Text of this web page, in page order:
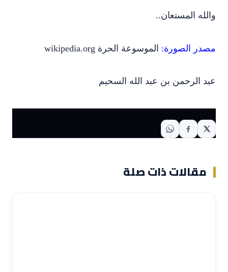
والله المستعان..
مصدر الصورة: الموسوعة الحرة wikipedia.org
عبد الرحمن بن عبد الله السحيم
مقالات ذات صلة